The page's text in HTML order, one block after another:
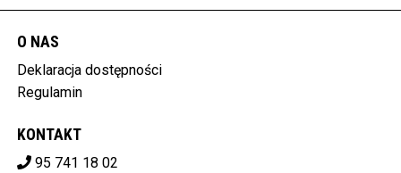
O NAS
Deklaracja dostępności
Regulamin
KONTAKT
95 741 18 02